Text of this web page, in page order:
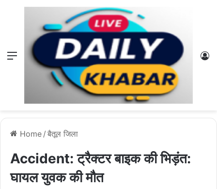
Menu
Home / बैतूल जिला
Accident: ट्रैक्टर बाइक की भिड़ंत:
घायल युवक की मौत